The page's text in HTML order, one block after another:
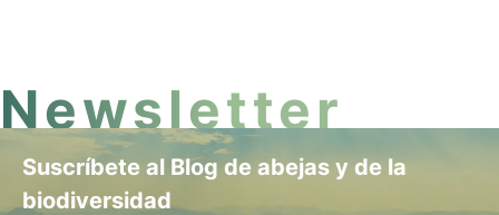
Newsletter
Suscríbete al Blog de abejas y de la
biodiversidad